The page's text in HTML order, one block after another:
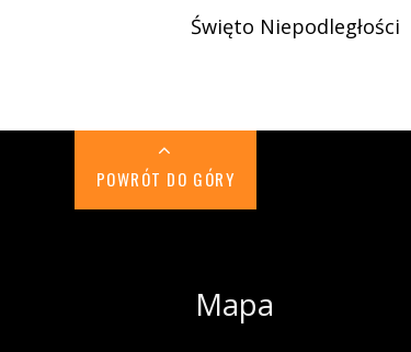
Święto Niepodległości
POWRÓT DO GÓRY
Mapa